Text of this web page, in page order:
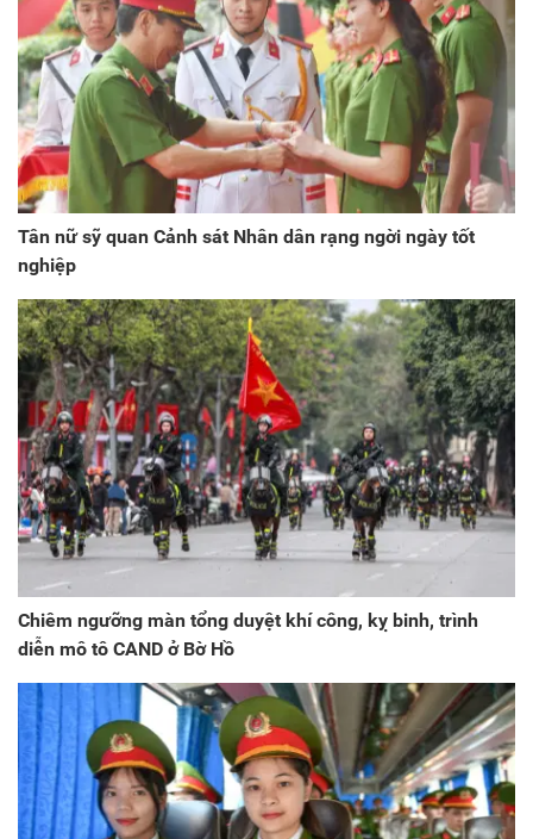
Tân nữ sỹ quan Cảnh sát Nhân dân rạng ngời ngày tốt
nghiệp
Chiêm ngưỡng màn tổng duyệt khí công, kỵ binh, trình
diễn mô tô CAND ở Bờ Hồ